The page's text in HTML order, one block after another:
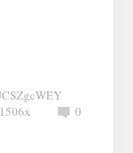
0
1506x